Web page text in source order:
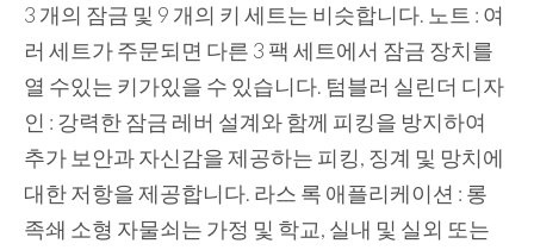
3 개의 잠금 및 9 개의 키 세트는 비슷합니다. 노트 : 여
러 세트가 주문되면 다른 3 팩 세트에서 잠금 장치를
열 수있는 키가있을 수 있습니다. 텀블러 실린더 디자
인 : 강력한 잠금 레버 설계와 함께 피킹을 방지하여
추가 보안과 자신감을 제공하는 피킹, 징계 및 망치에
대한 저항을 제공합니다. 라스 록 애플리케이션 : 롱
족쇄 소형 자물쇠는 가정 및 학교, 실내 및 실외 또는